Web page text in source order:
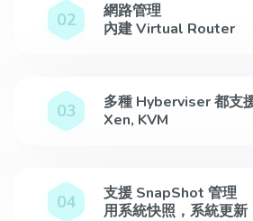
02
網路管理
內建 Virtual Router
03
多種 Hyberviser 都支
Xen, KVM
04
支援 SnapShot 管理
用系統快照，系統更